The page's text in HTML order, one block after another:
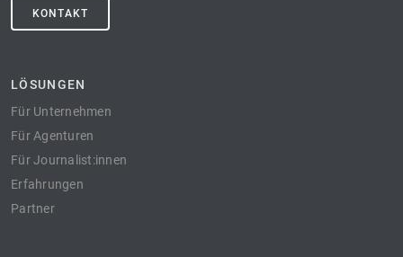
KONTAKT
LÖSUNGEN
Für Unternehmen
Für Agenturen
Für Journalist:innen
Erfahrungen
Partner